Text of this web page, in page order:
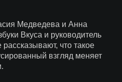
Медведева и Анна
Вкуса и руководитель
что такое
взгляд меняет